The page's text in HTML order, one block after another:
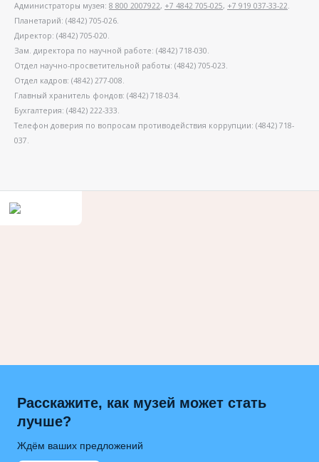
Администраторы музея: 8 800 2007922, +7 4842 705-025, +7 919 037-33-22.
Планетарий: (4842) 705-026.
Директор: (4842) 705-020.
Зам. директора по научной работе: (4842) 718-030.
Отдел научно-просветительной работы: (4842) 705-023.
Отдел кадров: (4842) 277-008.
Главный хранитель фондов: (4842) 718-034.
Бухгалтерия: (4842) 222-333.
Телефон доверия по вопросам противодействия коррупции: (4842) 718-
037.
Расскажите, как музей может стать
лучше?
Ждём ваших предложений